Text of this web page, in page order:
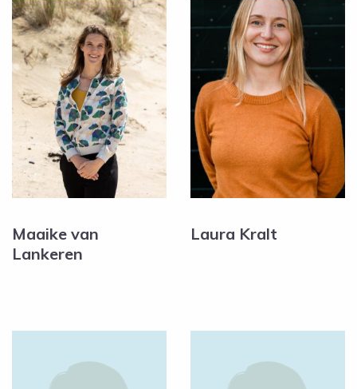
Maaike van
Lankeren
Laura Kralt